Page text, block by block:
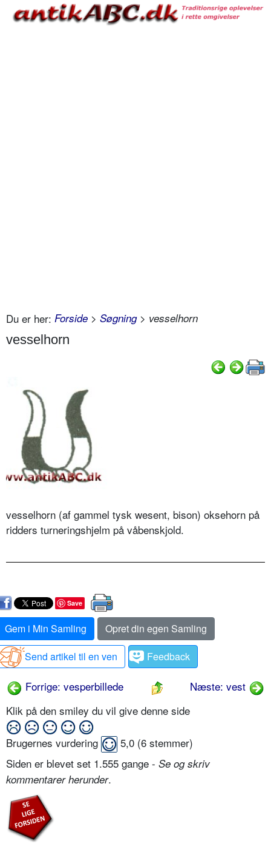
Du er her: Forside > Søgning> vesselhorn
vesselhorn
vesselhorn (af gammel tysk wesent, bison) oksehorn på
ridders turneringshjelm på våbenskjold.
Save
Gem i Min Samling
Opret din egen Samling
Send artikel til en ven
Feedback
Forrige: vesperbillede
Næste: vest
Klik på den smiley du vil give denne side
Brugernes vurdering 5,0 (6 stemmer)
Siden er blevet set 1.555 gange - Se og skriv
kommentarer herunder.